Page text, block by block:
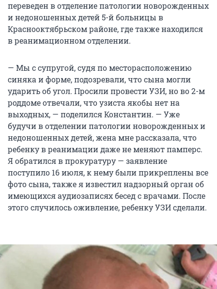
переведен в отделение патологии новорожденных
и недоношенных детей 5-й больницы в
Краснооктябрьском районе, где также находился
в реанимационном отделении.
— Мы с супругой, судя по месторасположению
синяка и форме, подозревали, что сына могли
ударить об угол. Просили провести УЗИ, но во 2-м
роддоме отвечали, что узиста якобы нет на
выходных, — поделился Константин. — Уже
будучи в отделении патологии новорожденных и
недоношенных детей, жена мне рассказала, что
ребенку в реанимации даже не меняют памперс.
Я обратился в прокуратуру — заявление
поступило 16 июля, к нему были прикреплены все
фото сына, также я известил надзорный орган об
имеющихся аудиозаписях бесед с врачами. После
этого случилось оживление, ребенку УЗИ сделали.